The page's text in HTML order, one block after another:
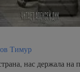
Тимур
нас держала на